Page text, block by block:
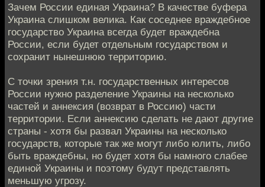
Зачем России единая Украина? В качестве буфера
Украина слишком велика. Как соседнее враждебное
государство Украина всегда будет враждебна
России, если будет отдельным государством и
сохранит нынешнюю территорию.
С точки зрения т.н. государственных интересов
России нужно разделение Украины на несколько
частей и аннексия (возврат в Россию) части
территории. Если аннексию сделать не дают другие
страны - хотя бы развал Украины на несколько
государств, которые так же могут либо юлить, либо
быть враждебны, но будет хотя бы намного слабее
единой Украины и поэтому будут представлять
меньшую угрозу.